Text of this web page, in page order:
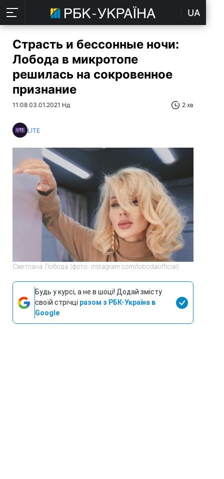
UA
Страсть и бессонные ночи:
Лобода в микротопе
решилась на сокровенное
признание
11:08 03.01.2021 Нд 2 хв
LITE
Светлана Лобода (фото: instagram.com/lobodaofficial)
Будь у курсі, а не в шоці! Додай змісту
своїй стрічці разом з РБК-Україна в
Google